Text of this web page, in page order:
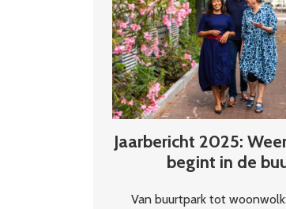
Jaarbericht 2025:
begint in de
Van buurtpark tot